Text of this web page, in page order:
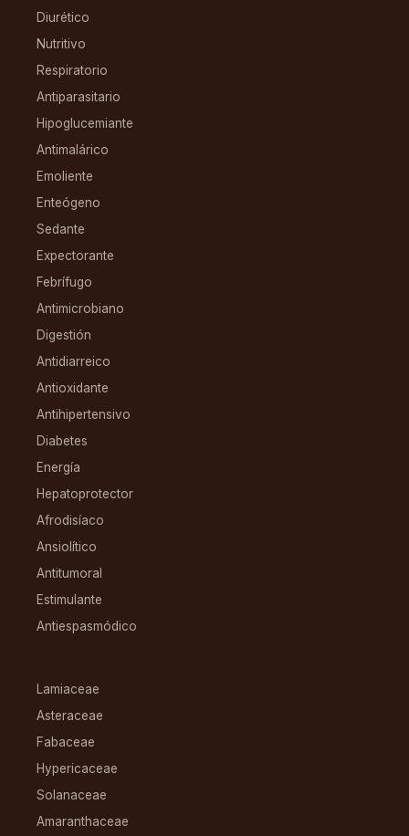
Diurético
Nutritivo
Respiratorio
Antiparasitario
Hipoglucemiante
Antimalárico
Emoliente
Enteógeno
Sedante
Expectorante
Febrífugo
Antimicrobiano
Digestión
Antidiarreico
Antioxidante
Antihipertensivo
Diabetes
Energía
Hepatoprotector
Afrodisíaco
Ansiolítico
Antitumoral
Estimulante
Antiespasmódico
Lamiaceae
Asteraceae
Fabaceae
Hypericaceae
Solanaceae
Amaranthaceae